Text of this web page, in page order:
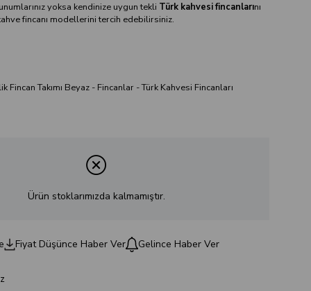
yoksa kendinize uygun tekli Türk kahvesi fincanlarını
fincanı modellerini tercih edebilirsiniz.
Fincan Takımı Beyaz - Fincanlar - Türk Kahvesi Fincanları
Ürün stoklarımızda kalmamıştır.
Fiyat Düşünce Haber Ver Gelince Haber Ver